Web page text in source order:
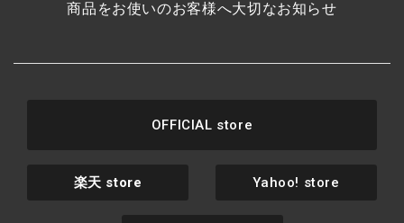
商品をお使いのお客様へ大切なお知らせ
OFFICIAL store
楽天 store Yahoo! store